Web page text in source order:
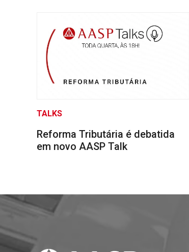
TALKS
Reforma Tributária é debatida
em novo AASP Talk